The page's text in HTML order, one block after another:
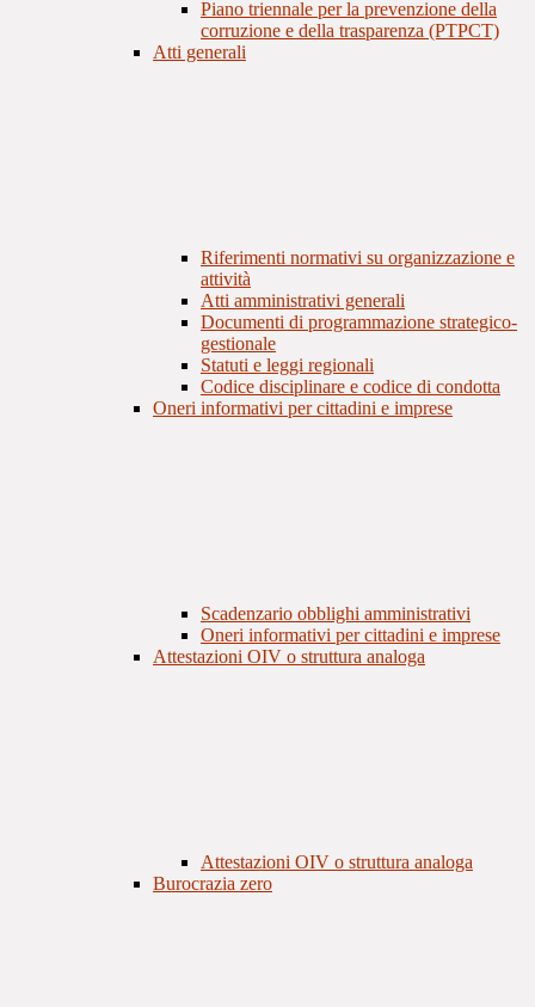
Piano triennale per la prevenzione della
corruzione e della trasparenza (PTPCT)
Atti generali
Riferimenti normativi su organizzazione e
attività
Atti amministrativi generali
Documenti di programmazione strategico-
gestionale
Statuti e leggi regionali
Codice disciplinare e codice di condotta
Oneri informativi per cittadini e imprese
Scadenzario obblighi amministrativi
Oneri informativi per cittadini e imprese
Attestazioni OIV o struttura analoga
Attestazioni OIV o struttura analoga
Burocrazia zero